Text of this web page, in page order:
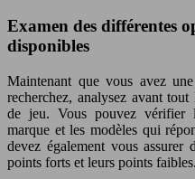
Examen des différentes
disponibles
Maintenant que vous avez
recherchez, analysez avant
de jeu. Vous pouvez vérifier
marque et les modèles qui
devez également vous assurer
points forts et leurs points faibles.